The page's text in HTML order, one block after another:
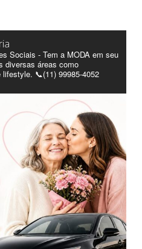
Sociais - Tem a MODA em seu
diversas áreas como
📞(11) 99985-4052